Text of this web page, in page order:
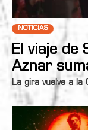
NOTICIAS
El viaje de
Aznar
La gira vuelve a la